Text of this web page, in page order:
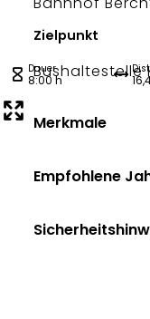
Zielpunkt
Bushaltestelle
Dauer
8:00 h
Merkmale
Empfohlene